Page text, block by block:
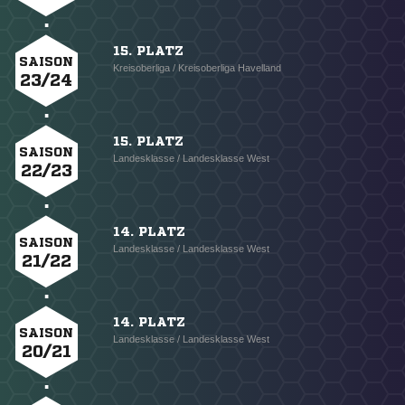
SAISON
23/24
15. PLATZ
Kreisoberliga / Kreisoberliga Havelland
SAISON
22/23
15. PLATZ
Landesklasse / Landesklasse West
SAISON
21/22
14. PLATZ
Landesklasse / Landesklasse West
SAISON
20/21
14. PLATZ
Landesklasse / Landesklasse West